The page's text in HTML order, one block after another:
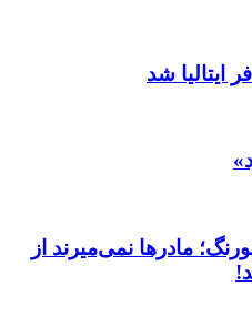
شد
مادرها نمی‌میرند از